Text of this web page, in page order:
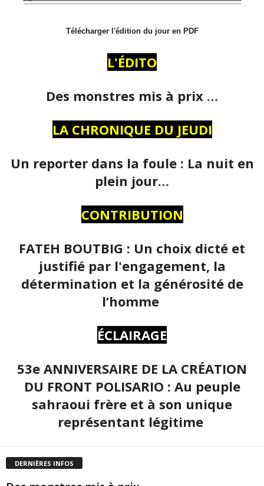
Télécharger l'édition du jour en PDF
L'ÉDITO
Des monstres mis à prix …
LA CHRONIQUE DU JEUDI
Un reporter dans la foule : La nuit en
plein jour…
CONTRIBUTION
FATEH BOUTBIG : Un choix dicté et
justifié par l'engagement, la
détermination et la générosité de
l’homme
ÉCLAIRAGE
53e ANNIVERSAIRE DE LA CRÉATION
DU FRONT POLISARIO : Au peuple
sahraoui frère et à son unique
représentant légitime
DERNIÈRES INFOS